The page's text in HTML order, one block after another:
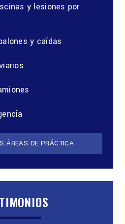
y lesiones por
y caídas
ÁREAS DE PRÁCTICA